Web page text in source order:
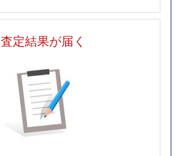
査定結果が届く